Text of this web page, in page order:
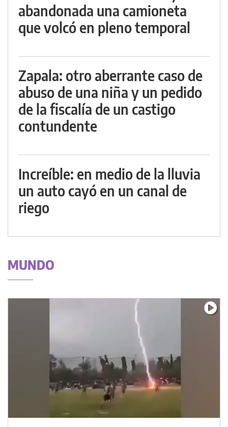
abandonada una camioneta
que volcó en pleno temporal
Zapala: otro aberrante caso de
abuso de una niña y un pedido
de la fiscalía de un castigo
contundente
Increíble: en medio de la lluvia
un auto cayó en un canal de
riego
MUNDO